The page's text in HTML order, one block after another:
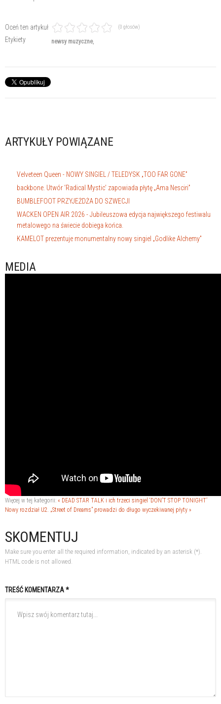
Oceń ten artykuł (0 głosów)
Etykiety newsy muzyczne
ARTYKUŁY POWIĄZANE
Velveteen Queen - NOWY SINGIEL / TELEDYSK „TOO FAR GONE”
backbone. Utwór ‘Radical Mystic’ zapowiada płytę „Ama Nesciri”
BUMBLEFOOT PRZYJEŻDŻA DO SZWECJI
WACKEN OPEN AIR 2026 - Jubileuszowa edycja największego festiwalu
metalowego na świecie dobiega końca.
KAMELOT prezentuje monumentalny nowy singiel „Godlike Alchemy”
MEDIA
Więcej w tej kategorii: « DEAD STAR TALK i ich trzeci singiel ‘DON’T STOP TONIGHT’
Nowy rozdział U2. „Street of Dreams” prowadzi do długo wyczekiwanej płyty »
SKOMENTUJ
Make sure you enter all the required information, indicated by an asterisk (*).
HTML code is not allowed.
TREŚĆ KOMENTARZA *